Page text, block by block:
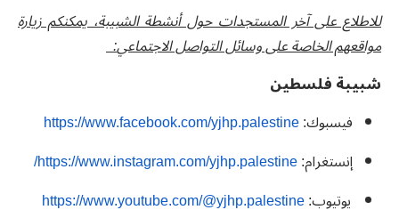
للاطلاع على آخر المستجدات حول أنشطة الشبيبة، يمكنكم زيارة
مواقعهم الخاصة على وسائل التواصل الاجتماعي:
شبيبة فلسطين
فيسبوك:https://www.facebook.com/yjhp.palestine
إنستغرام:https://www.instagram.com/yjhp.palestine/
يوتيوب:https://www.youtube.com/@yjhp.palestine